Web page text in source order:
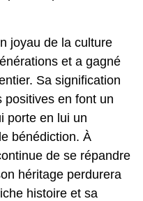
joyau de la culture
et a gagné
Sa signification
positives en font un
porte en lui un
bénédiction. À
de se répandre
héritage perdurera
histoire et sa